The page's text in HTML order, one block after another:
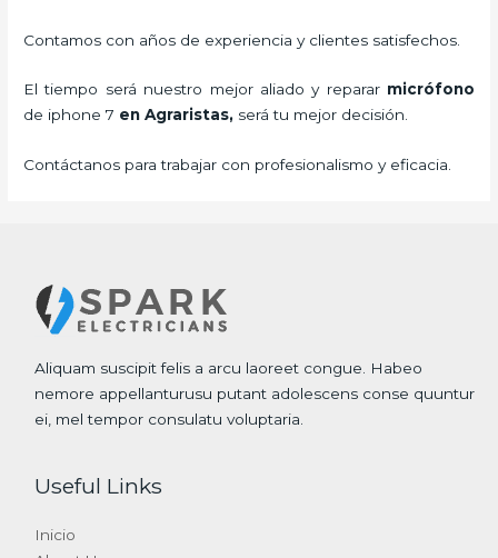
Contamos con años de experiencia y clientes satisfechos.
El tiempo será nuestro mejor aliado y reparar micrófono
de iphone 7 en Agraristas, será tu mejor decisión.
Contáctanos para trabajar con profesionalismo y eficacia.
Aliquam suscipit felis a arcu laoreet congue. Habeo
nemore appellanturusu putant adolescens conse quuntur
ei, mel tempor consulatu voluptaria.
Useful Links
Inicio